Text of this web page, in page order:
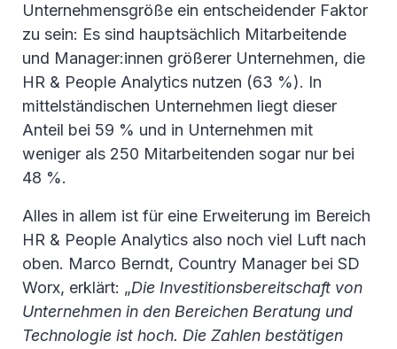
Unternehmensgröße ein entscheidender Faktor
zu sein: Es sind hauptsächlich Mitarbeitende
und Manager:innen größerer Unternehmen, die
HR & People Analytics nutzen (63 %). In
mittelständischen Unternehmen liegt dieser
Anteil bei 59 % und in Unternehmen mit
weniger als 250 Mitarbeitenden sogar nur bei
48 %.
Alles in allem ist für eine Erweiterung im Bereich
HR & People Analytics also noch viel Luft nach
oben. Marco Berndt, Country Manager bei SD
Worx, erklärt: „Die Investitionsbereitschaft von
Unternehmen in den Bereichen Beratung und
Technologie ist hoch. Die Zahlen bestätigen